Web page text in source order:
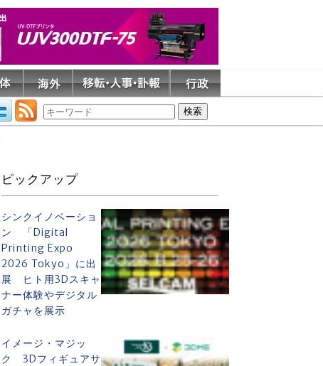
ピックアップ
シンクイノベーショ
ン 「Digital
Printing Expo
2026 Tokyo」に出
展 ヒト用3Dスキャ
ナー体験やデジタル
ガチャを展示
イメージ・マジッ
ク 3Dフィギュアサ